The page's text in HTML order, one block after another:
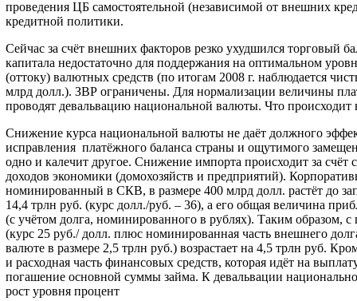
проведения ЦБ самостоятельной (независимой от внешних
кредитной политики.
Сейчас за счёт внешних факторов резко ухудшился торговый
капитала недостаточно для поддержания на оптимальном
(оттоку) валютных средств (по итогам 2008 г. наблюдается
млрд долл.). ЗВР ограничены. Для нормализации величины
проводят девальвацию национальной валюты. Что происходит
Снижение курса национальной валюты не даёт должного
исправления платёжного баланса страны и ощутимого
одно и калечит другое. Снижение импорта происходит за счёт
доходов экономики (домохозяйств и предприятий).
номинированный в СКВ, в размере 400 млрд долл. растёт до
14,4 трлн руб. (курс долл./руб. – 36), а его общая величина
(с учётом долга, номинированного в рублях). Таким образом,
(курс 25 руб./ долл. плюс номинированная часть внешнего
валюте в размере 2,5 трлн руб.) возрастает на 4,5 трлн руб.
и расходная часть финансовых средств, которая идёт на
погашение основной суммы займа. К девальвации
рост уровня процент